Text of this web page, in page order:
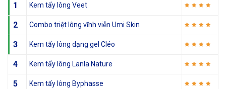
1 Kem tẩy lông Veet
2 Combo triệt lông vĩnh viễn Umi Skin
3 Kem tẩy lông dạng gel Cléo
4 Kem tẩy lông Lanla Nature
5 Kem tẩy lông Byphasse